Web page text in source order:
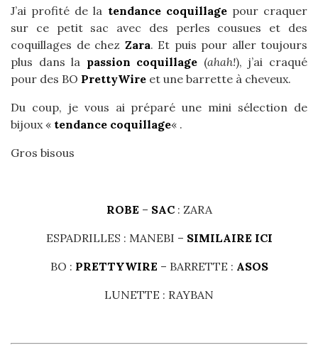
J’ai profité de la tendance coquillagepour craquer
sur ce petit sac avec des perles cousues et des
coquillages de chez Zara. Et puis pour aller toujours
plus dans la passion coquillage (ahah!), j’ai craqué
pour des BO PrettyWire et une barrette à cheveux.
Du coup, je vous ai préparé une mini sélection de
bijoux « tendance coquillage« .
Gros bisous
ROBE – SAC: ZARA
ESPADRILLES : MANEBI – SIMILAIRE ICI
BO : PRETTYWIRE – BARRETTE : ASOS
LUNETTE : RAYBAN